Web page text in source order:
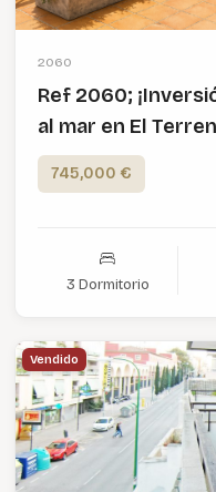
2060
Ref 2060;
al mar en El
745,000 €
3 Dormitorio
Vendido